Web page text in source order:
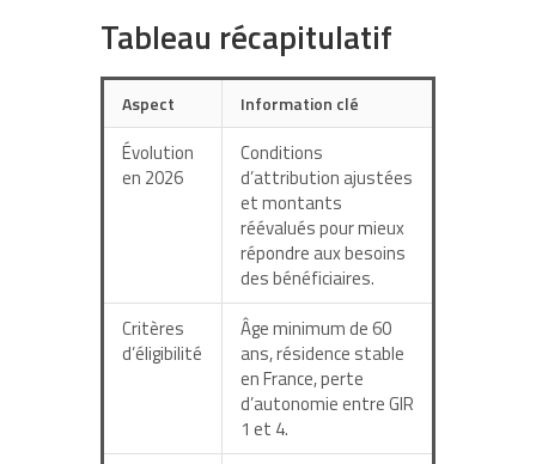
Tableau récapitulatif
Aspect Information clé
Évolution
en 2026
Conditions
d’attribution ajustées
et montants
réévalués pour mieux
répondre aux besoins
des bénéficiaires.
Critères
d’éligibilité
Âge minimum de 60
ans, résidence stable
en France, perte
d’autonomie entre GIR
1 et 4.